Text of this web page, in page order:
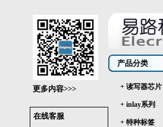
更多内容>>>
在线客服
产品分类
+ 读写器芯片
+ inlay系列
+ 特种标签